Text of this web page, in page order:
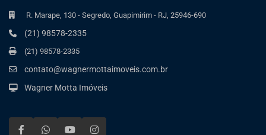
R. Marape, 130 - Segredo, Guapimirim - RJ, 25946-690
(21) 98578-2335
(21) 98578-2335
contato@wagnermottaimoveis.com.br
Wagner Motta Imóveis